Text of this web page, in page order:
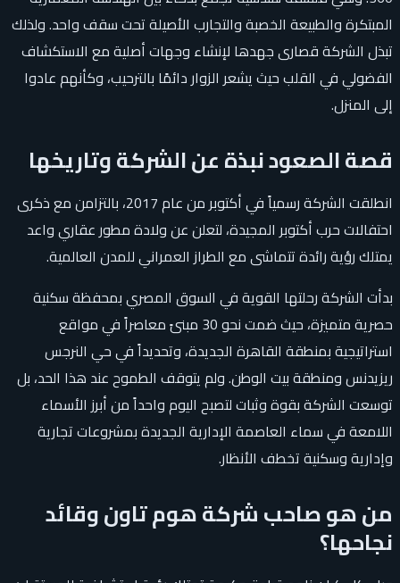
المبتكرة والطبيعة الخصبة والتجارب الأصيلة تحت سقف واحد. ولذلك
تبذل الشركة قصارى جهدها لإنشاء وجهات أصلية مع الاستكشاف
الفضولي في القلب حيث يشعر الزوار دائمًا بالترحيب، وكأنهم عادوا
إلى المنزل.
قصة الصعود نبذة عن الشركة وتاريخها
انطلقت الشركة رسمياً في أكتوبر من عام 2017، بالتزامن مع ذكرى
احتفالات حرب أكتوبر المجيدة، لتعلن عن ولادة مطور عقاري واعد
يمتلك رؤية رائدة تتماشى مع الطراز العمراني للمدن العالمية.
بدأت الشركة رحلتها القوية في السوق المصري بمحفظة سكنية
حصرية متميزة، حيث ضمت نحو 30 مبنىً معاصراً في مواقع
استراتيجية بمنطقة القاهرة الجديدة، وتحديداً في حي النرجس
ريزيدنس ومنطقة بيت الوطن. ولم يتوقف الطموح عند هذا الحد، بل
توسعت الشركة بقوة وثبات لتصبح اليوم واحداً من أبرز الأسماء
اللامعة في سماء العاصمة الإدارية الجديدة بمشروعات تجارية
وإدارية وسكنية تخطف الأنظار.
من هو صاحب شركة هوم تاون وقائد
نجاحها؟